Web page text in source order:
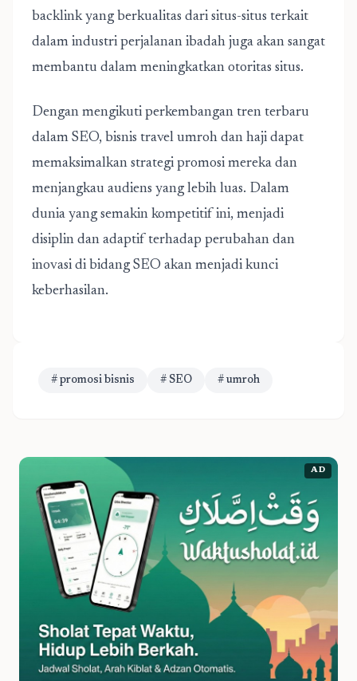
backlink yang berkualitas dari situs-situs terkait
dalam industri perjalanan ibadah juga akan sangat
membantu dalam meningkatkan otoritas situs.
Dengan mengikuti perkembangan tren terbaru
dalam SEO, bisnis travel umroh dan haji dapat
memaksimalkan strategi promosi mereka dan
menjangkau audiens yang lebih luas. Dalam
dunia yang semakin kompetitif ini, menjadi
disiplin dan adaptif terhadap perubahan dan
inovasi di bidang SEO akan menjadi kunci
keberhasilan.
# promosi bisnis # SEO # umroh
AD